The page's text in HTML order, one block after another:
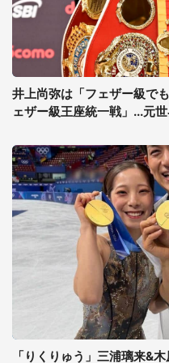
井上尚弥は「フェザー級で
ェザー級王座統一戦」...元
「りくりゅう」三浦璃来&